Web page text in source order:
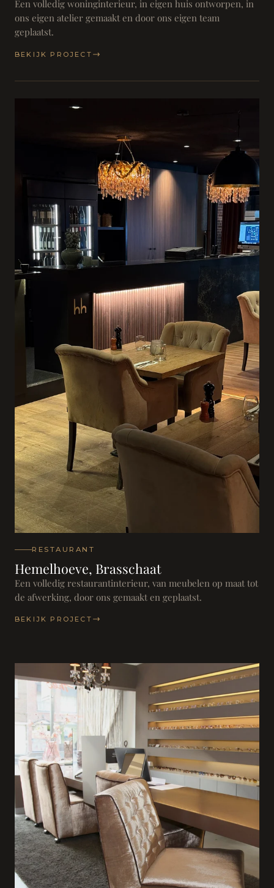
Een volledig woninginterieur, in eigen huis ontworpen, in
ons eigen atelier gemaakt en door ons eigen team
geplaatst.
BEKIJK PROJECT
RESTAURANT
Hemelhoeve, Brasschaat
Een volledig restaurantinterieur, van meubelen op maat tot
de afwerking, door ons gemaakt en geplaatst.
BEKIJK PROJECT